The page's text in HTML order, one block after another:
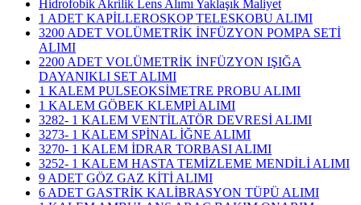
Hidrofobik Akrilik Lens Alımı Yaklaşık Maliyet
1 ADET KAPİLLEROSKOP TELESKOBU ALIMI
3200 ADET VOLÜMETRİK İNFÜZYON POMPA SETİ
ALIMI
2200 ADET VOLÜMETRİK İNFÜZYON IŞIĞA
DAYANIKLI SET ALIMI
1 KALEM PULSEOKSİMETRE PROBU ALIMI
1 KALEM GÖBEK KLEMPİ ALIMI
3282- 1 KALEM VENTİLATÖR DEVRESİ ALIMI
3273- 1 KALEM SPİNAL İĞNE ALIMI
3270- 1 KALEM İDRAR TORBASI ALIMI
3252- 1 KALEM HASTA TEMİZLEME MENDİLİ ALIMI
9 ADET GÖZ GAZ KİTİ ALIMI
6 ADET GASTRİK KALİBRASYON TÜPÜ ALIMI